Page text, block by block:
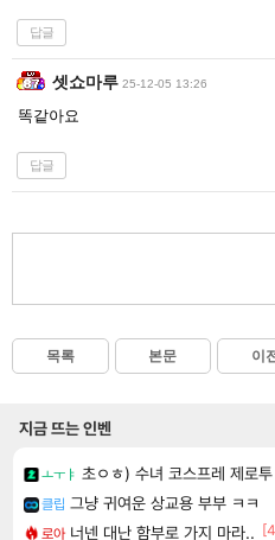
답글
셋쇼마루 25-12-05 13:26
똑같아요
답글
목록 본문 이
지금 뜨는 인벤
ㅗㅜㅑ 초ㅇㅎ) 수녀 코스프레 제로투
클립 그냥 귀여운 상교용 부부 ㅋㅋ
로아 너넨 대난 함부로 가지 마라..